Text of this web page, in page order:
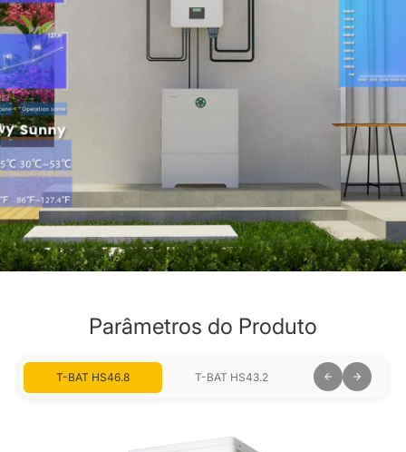
Parâmetros do Produto
T-BAT HS46.8 T-BAT HS43.2 T-BAT HS39.6